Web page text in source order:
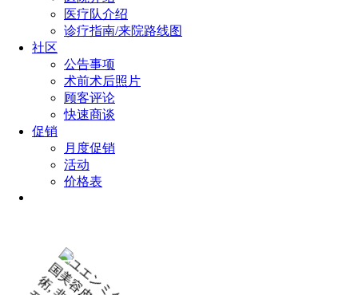
医疗队介绍
诊疗指南/来院路线图
社区
公告事项
术前术后照片
顾客评论
快速商谈
促销
月度促销
活动
价格表
BelleUp提拉